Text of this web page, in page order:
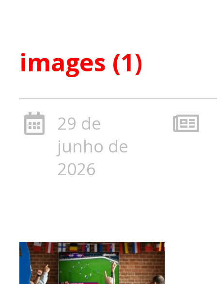
images (1)
29 de
junho de
2026